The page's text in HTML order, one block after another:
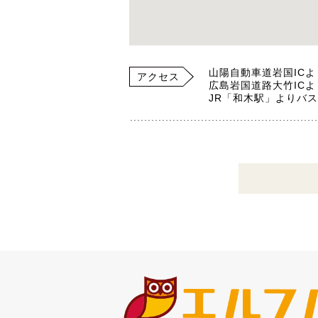
アクセス
山陽自動車道岩国IC
広島岩国道路大竹IC
JR「和木駅」よりバ